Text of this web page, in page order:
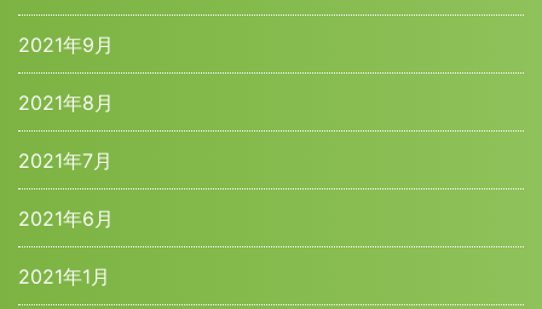
2021年9月
2021年8月
2021年7月
2021年6月
2021年1月